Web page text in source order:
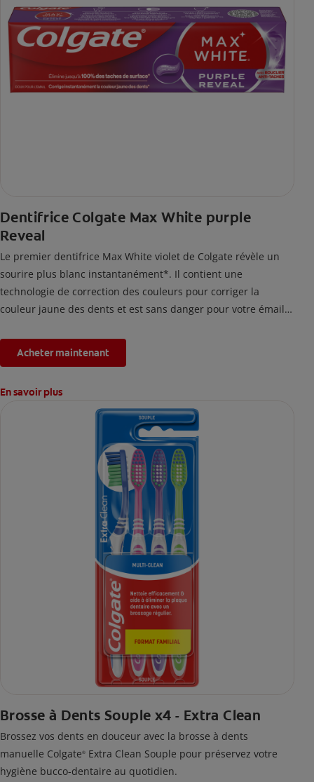
Dentifrice Colgate Max White purple
Reveal
Le premier dentifrice Max White violet de Colgate révèle un
sourire plus blanc instantanément*. Il contient une
technologie de correction des couleurs pour corriger la
couleur jaune des dents et est sans danger pour votre émail.
Acheter maintenant
En savoir plus
Brosse à Dents Souple x4 - Extra Clean
Brossez vos dents en douceur avec la brosse à dents
manuelle Colgate® Extra Clean Souple pour préservez votre
hygiène bucco-dentaire au quotidien.